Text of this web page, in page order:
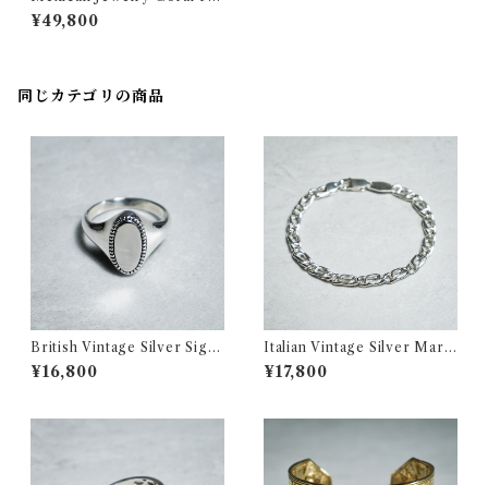
me Silver Chain Bracelet メ
キシカンジュエリー コーラル
¥49,800
同じカテゴリの商品
British Vintage Silver Sign
et Ring イギリス ヴィンテー
ジ シルバー シグネット リング
¥16,800
Italian Vintage Silver Marin
a Chain Bracelet イタリア
ヴィンテージ シルバー マリー
¥17,800